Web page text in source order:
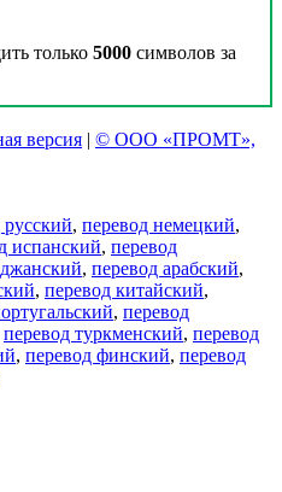
только 5000 символов за
версия | © ООО «ПРОМТ»,
русский, перевод немецкий,
испанский, перевод
, перевод арабский,
, перевод китайский,
, перевод
перевод туркменский, перевод
, перевод финский, перевод